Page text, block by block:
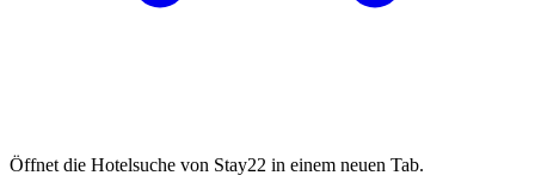
Öffnet die Hotelsuche von Stay22 in einem neuen Tab.